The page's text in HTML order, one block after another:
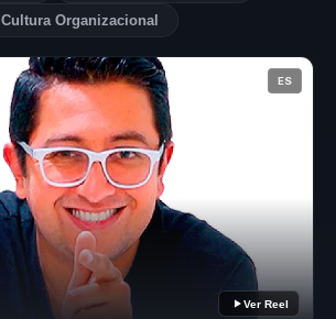
Cultura Organizacional
ES
Ver Reel